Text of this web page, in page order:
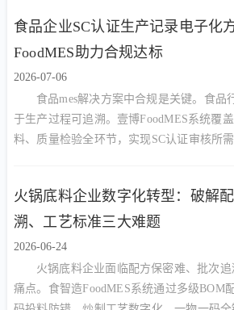
食品企业SC认证生产记录电子化
FoodMES助力合规达标
2026-07-06
食品mes解决方案中合规是关键。食品
于生产过程可追溯。壹博FoodMES系统覆
料、质量检验全环节，实现SC认证审核所
火锅底料企业数字化转型：破解
溯、工艺标准三大难题
2026-06-24
火锅底料企业面临配方保密难、批次
痛点。食智造FoodMES系统通过多级BOM